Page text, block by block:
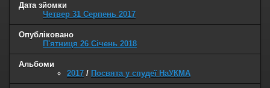
Дата зйомки
Четвер 31 Серпень 2017
Опубліковано
П'ятниця 26 Січень 2018
Альбоми
2017 / Посвята у спудеї НаУКМА